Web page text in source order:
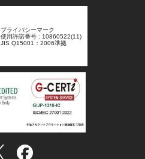
プライバシーマーク
使用許諾番号 : 10860522(11)
JIS Q15001：2006準拠